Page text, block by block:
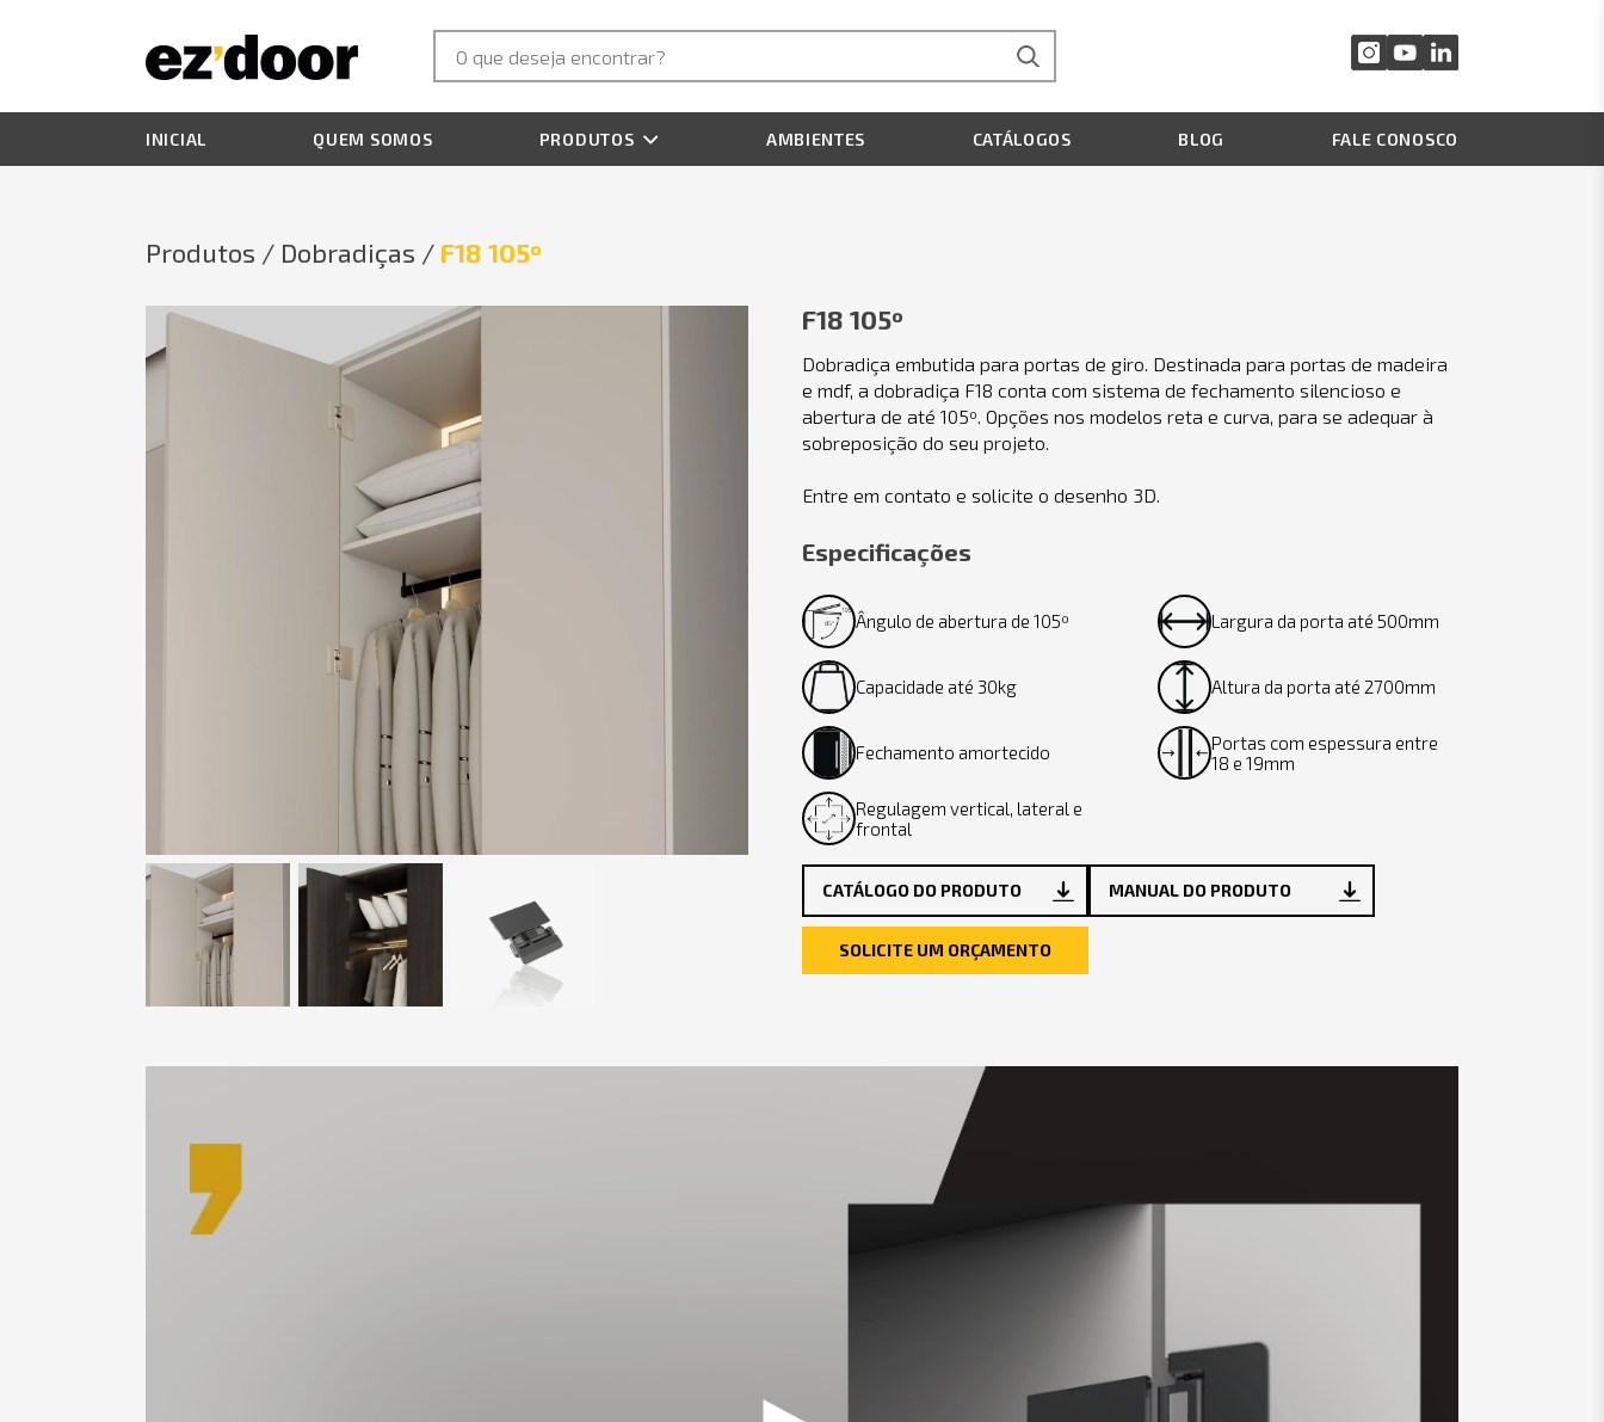
INICIAL QUEM SOMOS PRODUTOS AMBIENTES CATÁLOGOS BLOG FALE CONOSCO
Produtos / Dobradiças / F18 105º
F18 105º
Dobradiça embutida para portas de giro. Destinada para portas de madeira
e mdf, a dobradiça F18 conta com sistema de fechamento silencioso e
abertura de até 105º. Opções nos modelos reta e curva, para se adequar à
sobreposição do seu projeto.
Entre em contato e solicite o desenho 3D.
Especificações
Ângulo de abertura de 105º Largura da porta até 500mm
Capacidade até 30kg Altura da porta até 2700mm
Fechamento amortecido
Portas com espessura entre
18 e 19mm
Regulagem vertical, lateral e
frontal
CATÁLOGO DO PRODUTO MANUAL DO PRODUTO
SOLICITE UM ORÇAMENTO